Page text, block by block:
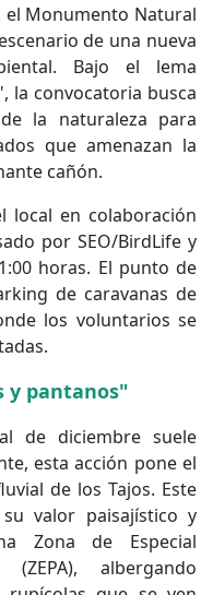
el Monumento Natural
de una nueva
Bajo el lema
la convocatoria busca
la naturaleza para
que amenazan la
cañón.
local en colaboración
por SEO/BirdLife y
horas. El punto de
de caravanas de
los voluntarios se
y pantanos"
de diciembre suele
esta acción pone el
de los Tajos. Este
valor paisajístico y
Zona de Especial
albergando